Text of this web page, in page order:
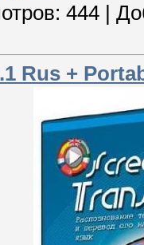
444 |
Rus +